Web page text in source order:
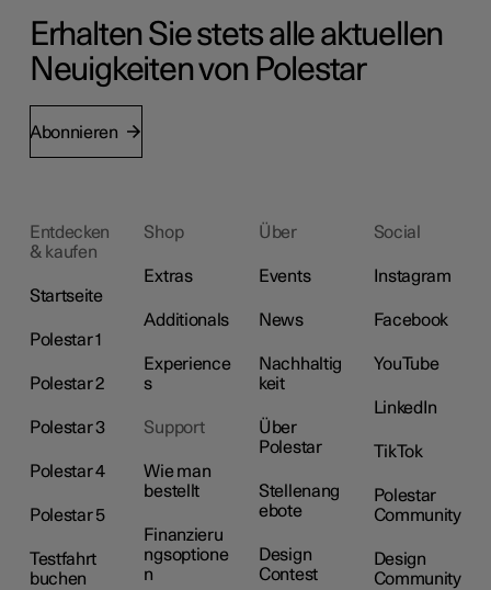
Erhalten Sie stets alle aktuellen
Neuigkeiten von Polestar
Abonnieren
Entdecken
& kaufen
Startseite
Polestar 1
Polestar 2
Polestar 3
Polestar 4
Polestar 5
Testfahrt
buchen
Shop
Extras
Additionals
Experience
s
Support
Wie man
bestellt
Finanzieru
ngsoptione
n
Über
Events
News
Nachhaltig
keit
Über
Polestar
Stellenang
ebote
Design
Contest
Social
Instagram
Facebook
YouTube
LinkedIn
TikTok
Polestar
Community
Design
Community